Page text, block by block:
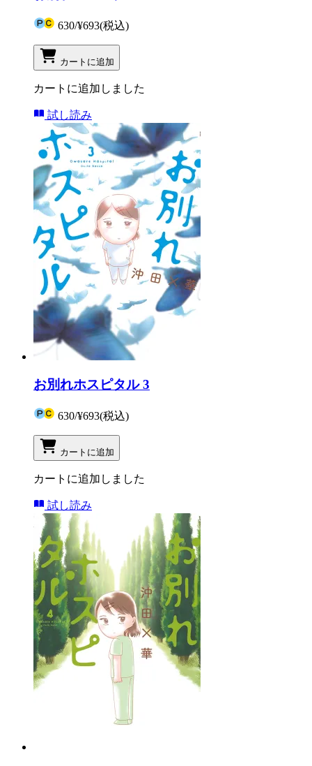
630/¥693(税込)
カートに追加
カートに追加しました
試し読み
お別れホスピタル 3
630/¥693(税込)
カートに追加
カートに追加しました
試し読み